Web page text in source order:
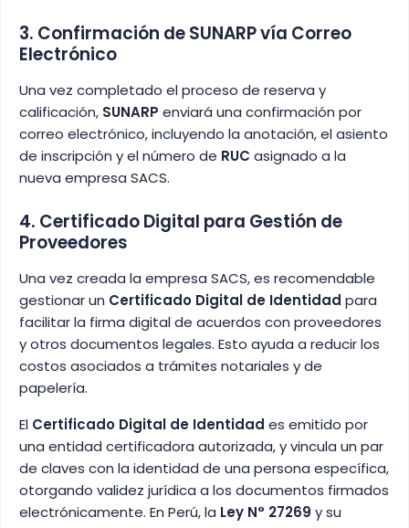
3. Confirmación de SUNARP vía Correo
Electrónico
Una vez completado el proceso de reserva y
calificación, SUNARP enviará una confirmación por
correo electrónico, incluyendo la anotación, el asiento
de inscripción y el número de RUC asignado a la
nueva empresa SACS.
4. Certificado Digital para Gestión de
Proveedores
Una vez creada la empresa SACS, es recomendable
gestionar un Certificado Digital de Identidad para
facilitar la firma digital de acuerdos con proveedores
y otros documentos legales. Esto ayuda a reducir los
costos asociados a trámites notariales y de
papelería.
El Certificado Digital de Identidad es emitido por
una entidad certificadora autorizada, y vincula un par
de claves con la identidad de una persona específica,
otorgando validez jurídica a los documentos firmados
electrónicamente. En Perú, la Ley N° 27269 y su